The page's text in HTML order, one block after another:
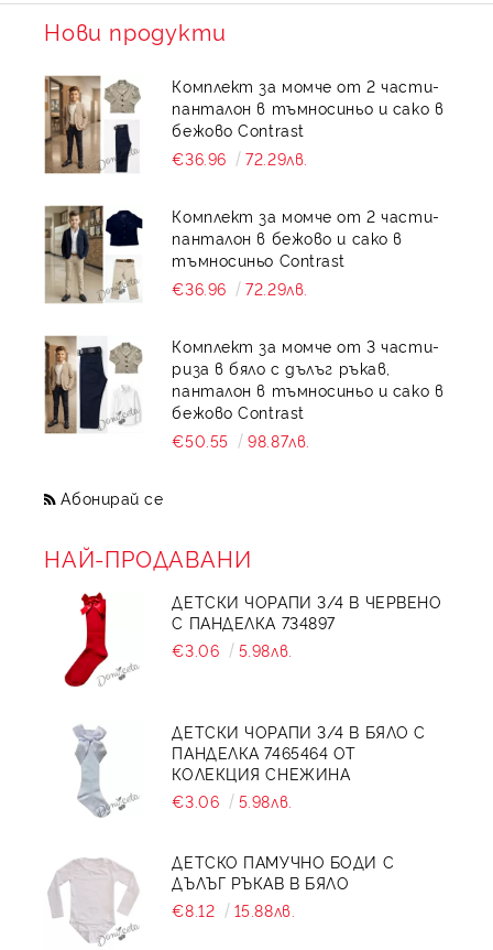
Нови продукти
Комплект за момче от 2 части-
панталон в тъмносиньо и сако в
бежово Contrast
€36.96
72.29лв.
Комплект за момче от 2 части-
панталон в бежово и сако в
тъмносиньо Contrast
€36.96
72.29лв.
Комплект за момче от 3 части-
риза в бяло с дълъг ръкав,
панталон в тъмносиньо и сако в
бежово Contrast
€50.55
98.87лв.
Абонирай се
НАЙ-ПРОДАВАНИ
ДЕТСКИ ЧОРАПИ 3/4 В ЧЕРВЕНО
С ПАНДЕЛКА 734897
€3.06
5.98лв.
ДЕТСКИ ЧОРАПИ 3/4 В БЯЛО С
ПАНДЕЛКА 7465464 ОТ
КОЛЕКЦИЯ СНЕЖИНА
€3.06
5.98лв.
ДЕТСКО ПАМУЧНО БОДИ С
ДЪЛЪГ РЪКАВ В БЯЛО
€8.12
15.88лв.